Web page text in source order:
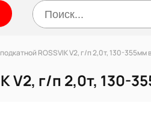
ROSSVIK V2, г/п 2,0т, 130-355мм
V2, г/п 2,0т, 130-